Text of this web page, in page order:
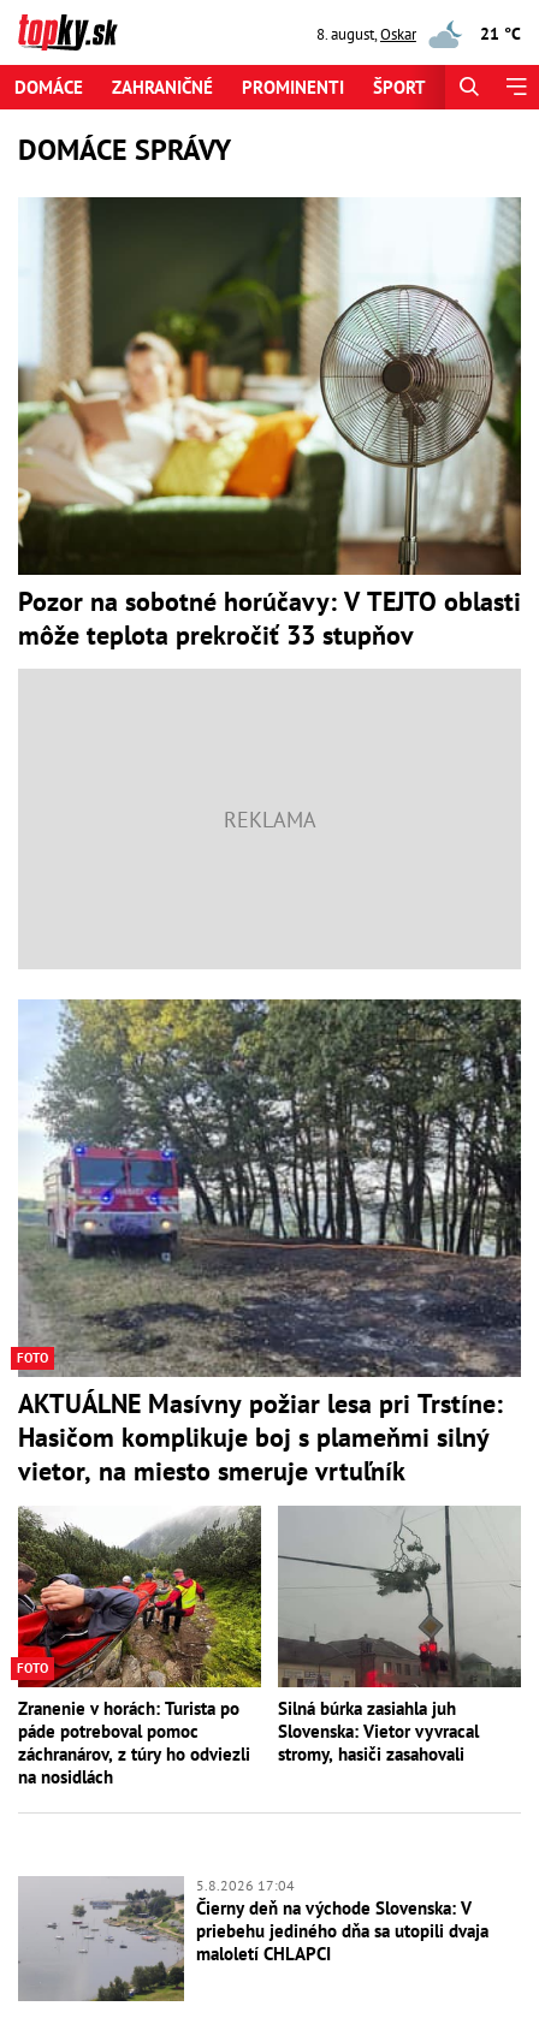
8. august,Oskar 21 °C
DOMÁCE ZAHRANIČNÉ PROMINENTI ŠPORT
DOMÁCE SPRÁVY
Pozor na sobotné horúčavy: V TEJTO oblasti
môže teplota prekročiť 33 stupňov
FOTO
AKTUÁLNE Masívny požiar lesa pri Trstíne:
Hasičom komplikuje boj s plameňmi silný
vietor, na miesto smeruje vrtuľník
FOTO
Zranenie v horách: Turista po
páde potreboval pomoc
záchranárov, z túry ho odviezli
na nosidlách
Silná búrka zasiahla juh
Slovenska: Vietor vyvracal
stromy, hasiči zasahovali
5.8.2026 17:04
Čierny deň na východe Slovenska: V
priebehu jediného dňa sa utopili dvaja
maloletí CHLAPCI